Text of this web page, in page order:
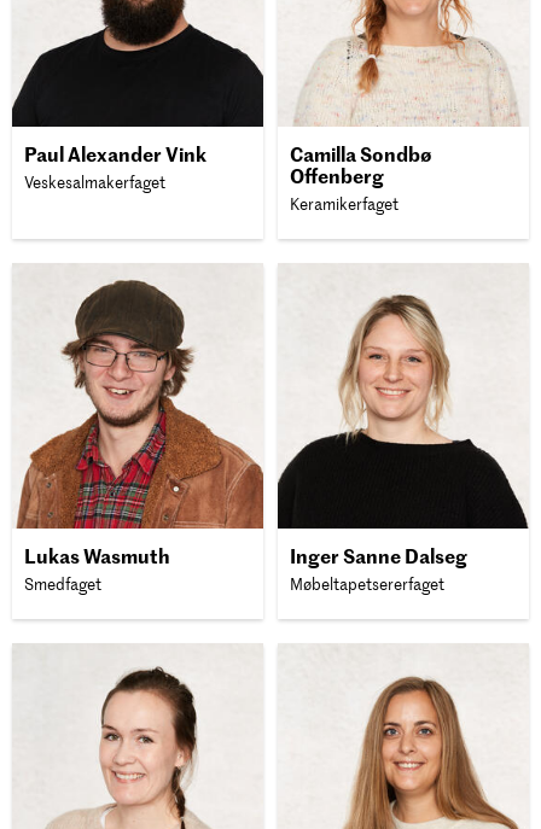
Paul Alexander Vink
Veskesalmakerfaget
Camilla Sondbø
Offenberg
Keramikerfaget
Lukas Wasmuth
Smedfaget
Inger Sanne Dalseg
Møbeltapetsererfaget